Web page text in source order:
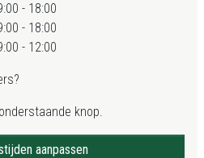
- 18:00
- 18:00
- 12:00
knop.
aanpassen